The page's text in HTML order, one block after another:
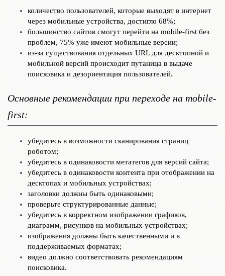
количество пользователей, которые выходят в интернет
через мобильные устройства, достигло 68%;
большинство сайтов смогут перейти на mobile-first без
проблем, 75% уже имеют мобильные версии;
из-за существования отдельных URL для десктопной и
мобильной версий происходит путаница в выдаче
поисковика и дезориентация пользователей.
Основные рекомендации при переходе на mobile-
first:
убедитесь в возможности сканирования страниц
роботом;
убедитесь в одинаковости метатегов для версий сайта;
убедитесь в одинаковости контента при отображении на
десктопах и мобильных устройствах;
заголовки должны быть одинаковыми;
проверьте структурированные данные;
убедитесь в корректном изображении графиков,
диаграмм, рисунков на мобильных устройствах;
изображения должны быть качественными и в
поддерживаемых форматах;
видео должно соответствовать рекомендациям
поисковика.